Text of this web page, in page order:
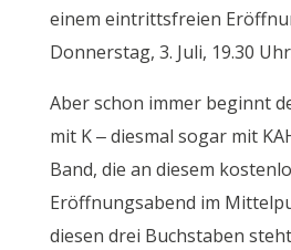
einem eintrittsfreien
Donnerstag, 3. Juli, 19.30
Aber schon immer beginnt
mit K – diesmal sogar mit
Band, die an diesem
Eröffnungsabend im
diesen drei Buchstaben